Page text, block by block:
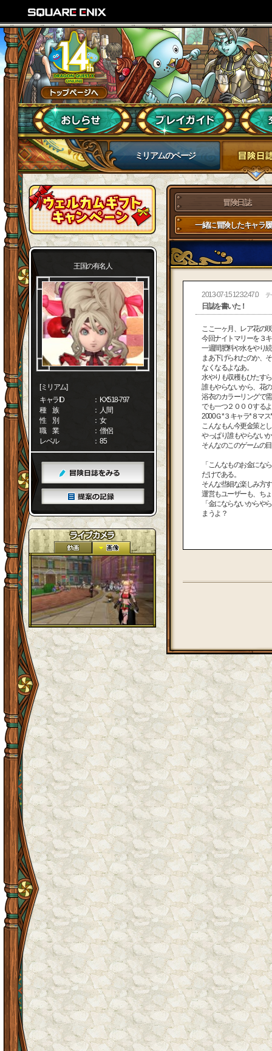
ミリアムのページ
王国の有名人
[ミリアム]
キャラID
： KX518-797
種 族
： 人間
性 別
： 女
職 業
： 僧侶
レベル
： 85
冒険日誌
一緒に冒険したキャラ
2013-07-15 12:32:47.0 テ
日誌を書いた！
ここ一ヶ月、レア花の
今回ナイトマリーを３
一週間肥料や水をやり
まあ下げられたのか、
なくなるよなあ。
水やりも収穫もひたす
誰もやらないから、花
浴衣のカラーリングで
でも一つ２０００する
2000Ｇ*３キャラ*８マ
こんなもん今更金策と
やっぱり誰もやらない
そんなのこのゲームの
「こんなものお金にな
だけである。
そんな些細な楽しみ方
運営もユーザーも、ち
「金にならないからや
まうよ？